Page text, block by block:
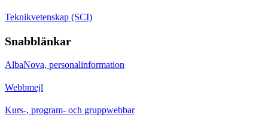
Teknikvetenskap (SCI)
Snabblänkar
AlbaNova, personalinformation
Webbmejl
Kurs-, program- och gruppwebbar